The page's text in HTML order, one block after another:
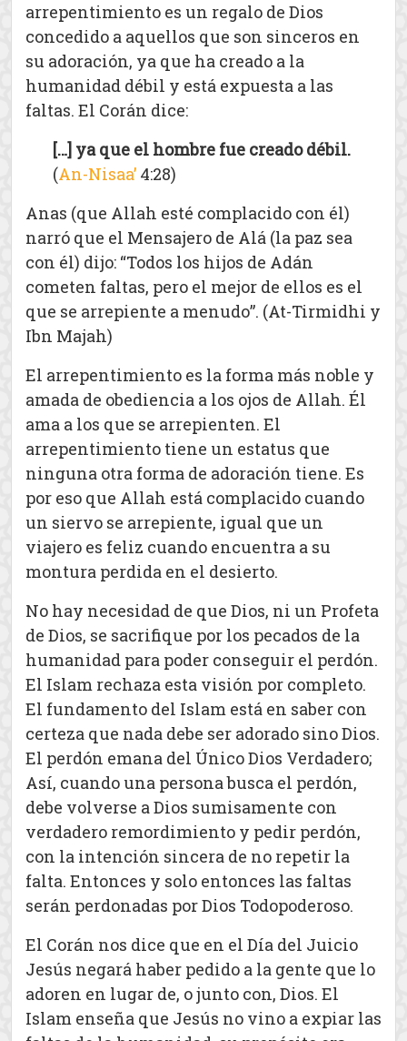
arrepentimiento es un regalo de Dios
concedido a aquellos que son sinceros en
su adoración, ya que ha creado a la
humanidad débil y está expuesta a las
faltas. El Corán dice:
[…] ya que el hombre fue creado débil.
(An-Nisaa’ 4:28)
Anas (que Allah esté complacido con él)
narró que el Mensajero de Alá (la paz sea
con él) dijo: “Todos los hijos de Adán
cometen faltas, pero el mejor de ellos es el
que se arrepiente a menudo”. (At-Tirmidhi y
Ibn Majah)
El arrepentimiento es la forma más noble y
amada de obediencia a los ojos de Allah. Él
ama a los que se arrepienten. El
arrepentimiento tiene un estatus que
ninguna otra forma de adoración tiene. Es
por eso que Allah está complacido cuando
un siervo se arrepiente, igual que un
viajero es feliz cuando encuentra a su
montura perdida en el desierto.
No hay necesidad de que Dios, ni un Profeta
de Dios, se sacrifique por los pecados de la
humanidad para poder conseguir el perdón.
El Islam rechaza esta visión por completo.
El fundamento del Islam está en saber con
certeza que nada debe ser adorado sino Dios.
El perdón emana del Único Dios Verdadero;
Así, cuando una persona busca el perdón,
debe volverse a Dios sumisamente con
verdadero remordimiento y pedir perdón,
con la intención sincera de no repetir la
falta. Entonces y solo entonces las faltas
serán perdonadas por Dios Todopoderoso.
El Corán nos dice que en el Día del Juicio
Jesús negará haber pedido a la gente que lo
adoren en lugar de, o junto con, Dios. El
Islam enseña que Jesús no vino a expiar las